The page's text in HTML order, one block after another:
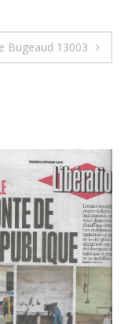
Bugeaud 13003